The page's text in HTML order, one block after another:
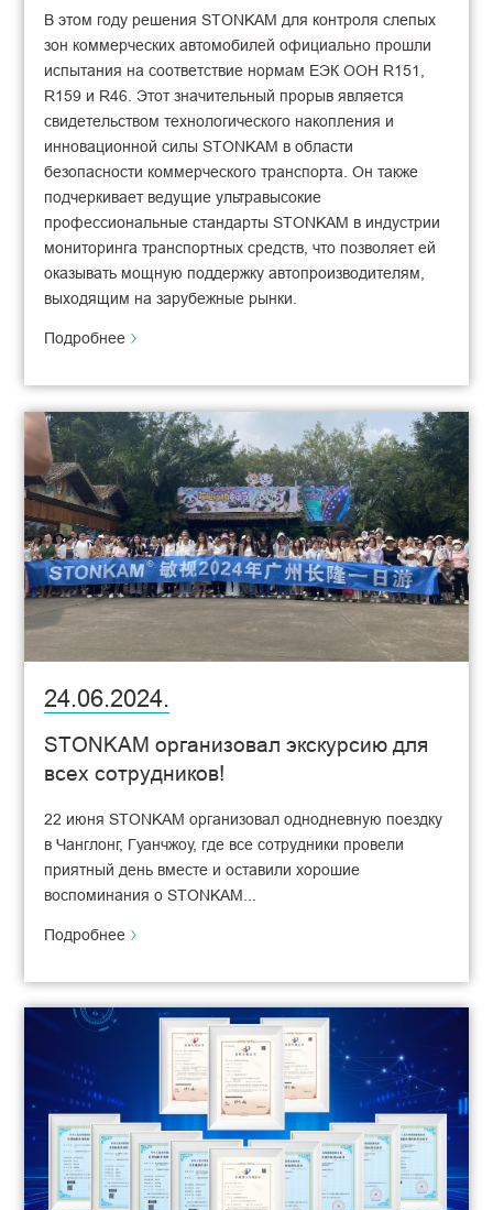
В этом году решения STONKAM для контроля слепых
зон коммерческих автомобилей официально прошли
испытания на соответствие нормам ЕЭК ООН R151,
R159 и R46. Этот значительный прорыв является
свидетельством технологического накопления и
инновационной силы STONKAM в области
безопасности коммерческого транспорта. Он также
подчеркивает ведущие ультравысокие
профессиональные стандарты STONKAM в индустрии
мониторинга транспортных средств, что позволяет ей
оказывать мощную поддержку автопроизводителям,
выходящим на зарубежные рынки.
Подробнее
24.06.2024.
STONKAM организовал экскурсию для
всех сотрудников!
22 июня STONKAM организовал однодневную поездку
в Чанглонг, Гуанчжоу, где все сотрудники провели
приятный день вместе и оставили хорошие
воспоминания о STONKAM...
Подробнее